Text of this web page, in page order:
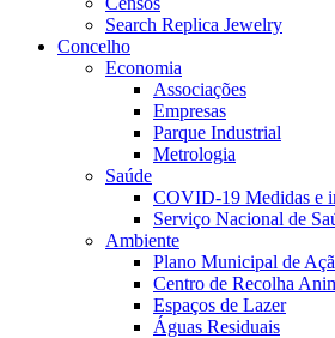
Search Replica Jewelry
Concelho
Economia
Associações
Empresas
Parque Industrial
Metrologia
Saúde
COVID-19 Medidas e
Serviço Nacional de
Ambiente
Plano Municipal de
Centro de Recolha
Espaços de Lazer
Águas Residuais